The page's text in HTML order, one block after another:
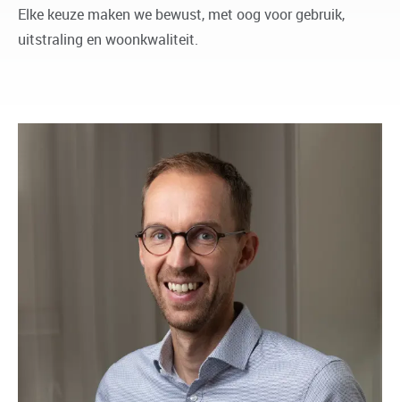
Elke keuze maken we bewust, met oog voor gebruik,
uitstraling en woonkwaliteit.